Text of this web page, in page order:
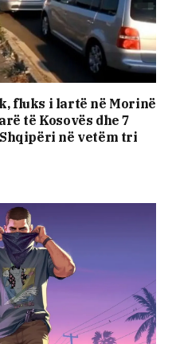
fluks i lartë në Morinë
të Kosovës dhe 7
në vetëm tri